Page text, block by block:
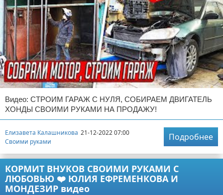
Видео: СТРОИМ ГАРАЖ С НУЛЯ, СОБИРАЕМ ДВИГАТЕЛЬ
ХОНДЫ СВОИМИ РУКАМИ НА ПРОДАЖУ!
Елизавета Калашникова 21-12-2022 07:00
Своими руками
Подробнее
КОРМИТ ВНУКОВ СВОИМИ РУКАМИ С
ЛЮБОВЬЮ ❤️ ЮЛИЯ ЕФРЕМЕНКОВА И
МОНДЕЗИР видео